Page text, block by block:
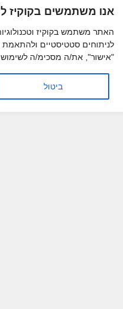
אנו משתמשים בקוקיז
האתר משתמש בקוקיז
לניתוחים סטטיסטיים ולהתאמת
"אישור", את/ה מסכימ/ה לשימוש
ביטול